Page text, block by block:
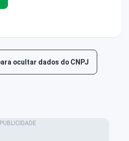
ocultar dados do CNPJ